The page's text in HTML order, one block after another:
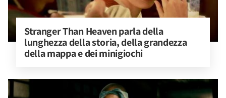
Stranger Than Heaven parla della
lunghezza della storia, della grandezza
della mappa e dei minigiochi